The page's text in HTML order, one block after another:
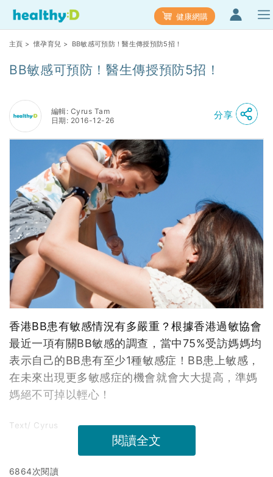
健康網購
主頁 > 懷孕育兒 > BB敏感可預防！醫生傳授預防5招！
BB敏感可預防！醫生傳授預防5招！
編輯: Cyrus Tam
日期: 2016-12-26
分享
香港BB患有敏感情況有多嚴重？根據香港過敏協會
最近一項有關BB敏感的調查，當中75%受訪媽媽均
表示自己的BB患有至少1種敏感症！BB患上敏感，
在未來出現更多敏感症的機會就會大大提高，準媽
媽絕不可掉以輕心！
Text/ Cyrus
閱讀全文
6864次閱讀